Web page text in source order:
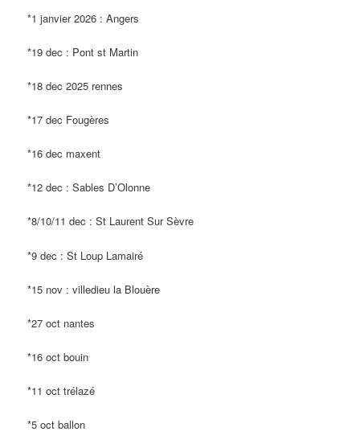
*1 janvier 2026 : Angers
*19 dec : Pont st Martin
*18 dec 2025 rennes
*17 dec Fougères
*16 dec maxent
*12 dec : Sables D’Olonne
*8/10/11 dec : St Laurent Sur Sèvre
*9 dec : St Loup Lamairé
*15 nov : villedieu la Blouère
*27 oct nantes
*16 oct bouin
*11 oct trélazé
*5 oct ballon